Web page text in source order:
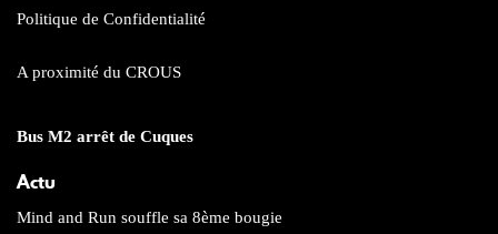
Politique de Confidentialité
A proximité du CROUS
Bus M2 arrêt de Cuques
Actu
Mind and Run souffle sa 8ème bougie